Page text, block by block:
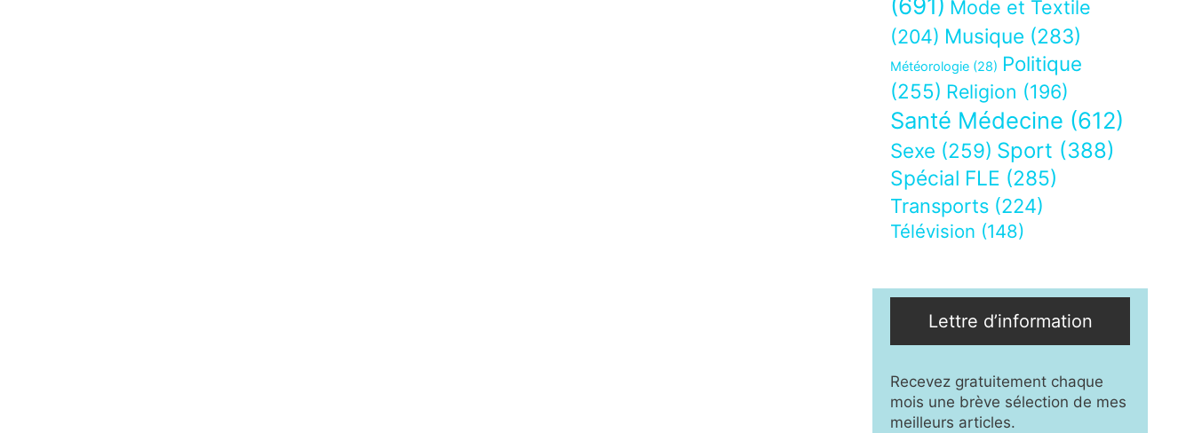
(691) Mode et Textile
(204) Musique (283)
Météorologie (28) Politique
(255) Religion (196)
Santé Médecine (612)
Sexe (259) Sport (388)
Spécial FLE (285)
Transports (224)
Télévision (148)
Lettre d’information
Recevez gratuitement chaque
mois une brève sélection de mes
meilleurs articles.